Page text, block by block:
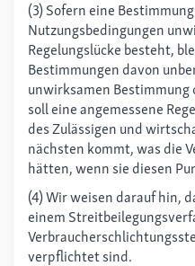
(3) Sofern eine
Nutzungsbedingungen
Regelungslücke besteht,
Bestimmungen davon
unwirksamen Bestimmung
soll eine angemessene
des Zulässigen und
nächsten kommt, was die
hätten, wenn sie diesen
(4) Wir weisen darauf hin,
einem
verpflichtet sind.